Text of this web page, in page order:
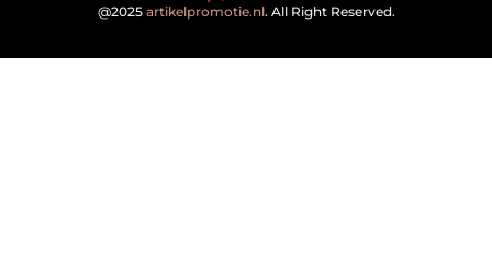
@2025 artikelpromotie.nl. All Right Reserved.